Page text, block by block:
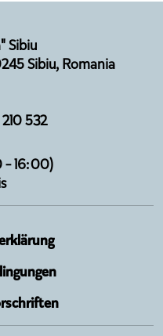
Sibiu
Sibiu, Romania
532
- 16:00)